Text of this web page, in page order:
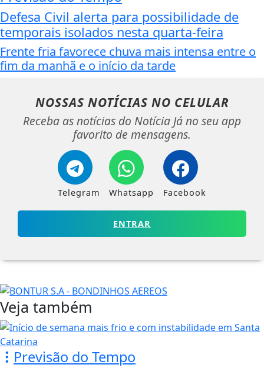
Defesa Civil alerta para possibilidade de
temporais isolados nesta quarta-feira
Frente fria favorece chuva mais intensa entre o
fim da manhã e o início da tarde
NOSSAS NOTÍCIAS NO CELULAR
Receba as notícias do Notícia Já no seu app
favorito de mensagens.
Telegram Whatsapp Facebook
ENTRAR
Veja também
Previsão do Tempo